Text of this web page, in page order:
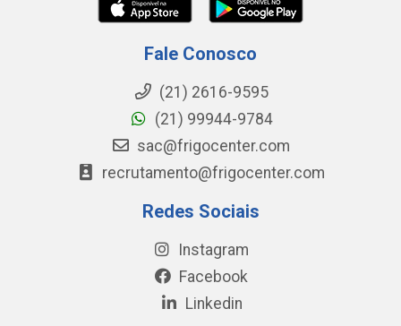
Fale Conosco
(21) 2616-9595
(21) 99944-9784
sac@frigocenter.com
recrutamento@frigocenter.com
Redes Sociais
Instagram
Facebook
Linkedin